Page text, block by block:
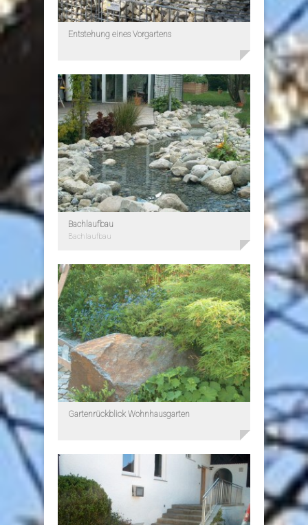
Entstehung eines Vorgartens
Bachlaufbau
Bachlaufbau
Gartenrückblick Wohnhausgarten